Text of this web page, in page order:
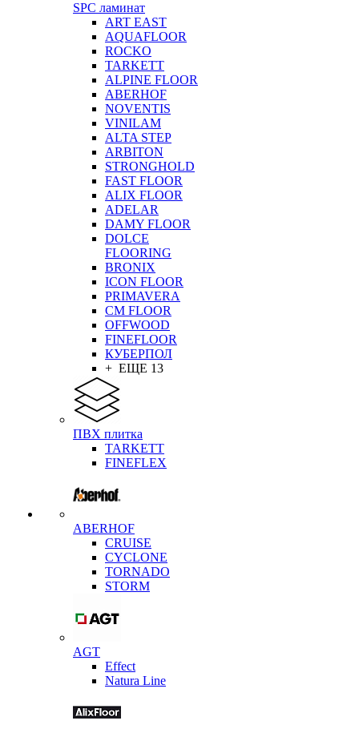
SPC ламинат
ART EAST
AQUAFLOOR
ROCKO
TARKETT
ALPINE FLOOR
ABERHOF
NOVENTIS
VINILAM
ALTA STEP
ARBITON
STRONGHOLD
FAST FLOOR
ALIX FLOOR
ADELAR
DAMY FLOOR
DOLCE
FLOORING
BRONIX
ICON FLOOR
PRIMAVERA
CM FLOOR
OFFWOOD
FINEFLOOR
КУБЕРПОЛ
+ ЕЩЕ 13
ПВХ плитка
TARKETT
FINEFLEX
ABERHOF
CRUISE
CYCLONE
TORNADO
STORM
AGT
Effect
Natura Line